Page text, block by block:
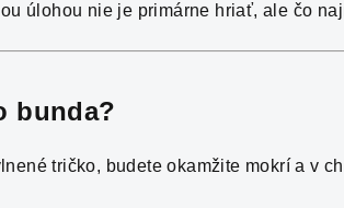
úlohou nie je primárne hriať, ale čo
bunda?
tričko, budete okamžite mokrí a v